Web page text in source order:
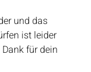
und das
ist leider
für dein